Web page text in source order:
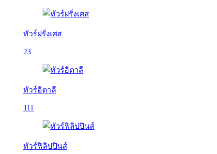
ทัวร์ฝรั่งเศส
23
ทัวร์อิตาลี
111
ทัวร์ฟิลิปปินส์